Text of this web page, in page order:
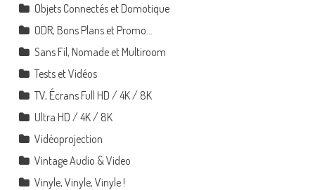
Objets Connectés et Domotique
ODR, Bons Plans et Promo…
Sans Fil, Nomade et Multiroom
Tests et Vidéos
TV, Écrans Full HD / 4K / 8K
Ultra HD / 4K / 8K
Vidéoprojection
Vintage Audio & Video
Vinyle, Vinyle, Vinyle !